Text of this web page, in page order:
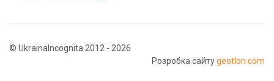
© UkrainaIncognita 2012 - 2026
Розробка сайтуgeotlon.com